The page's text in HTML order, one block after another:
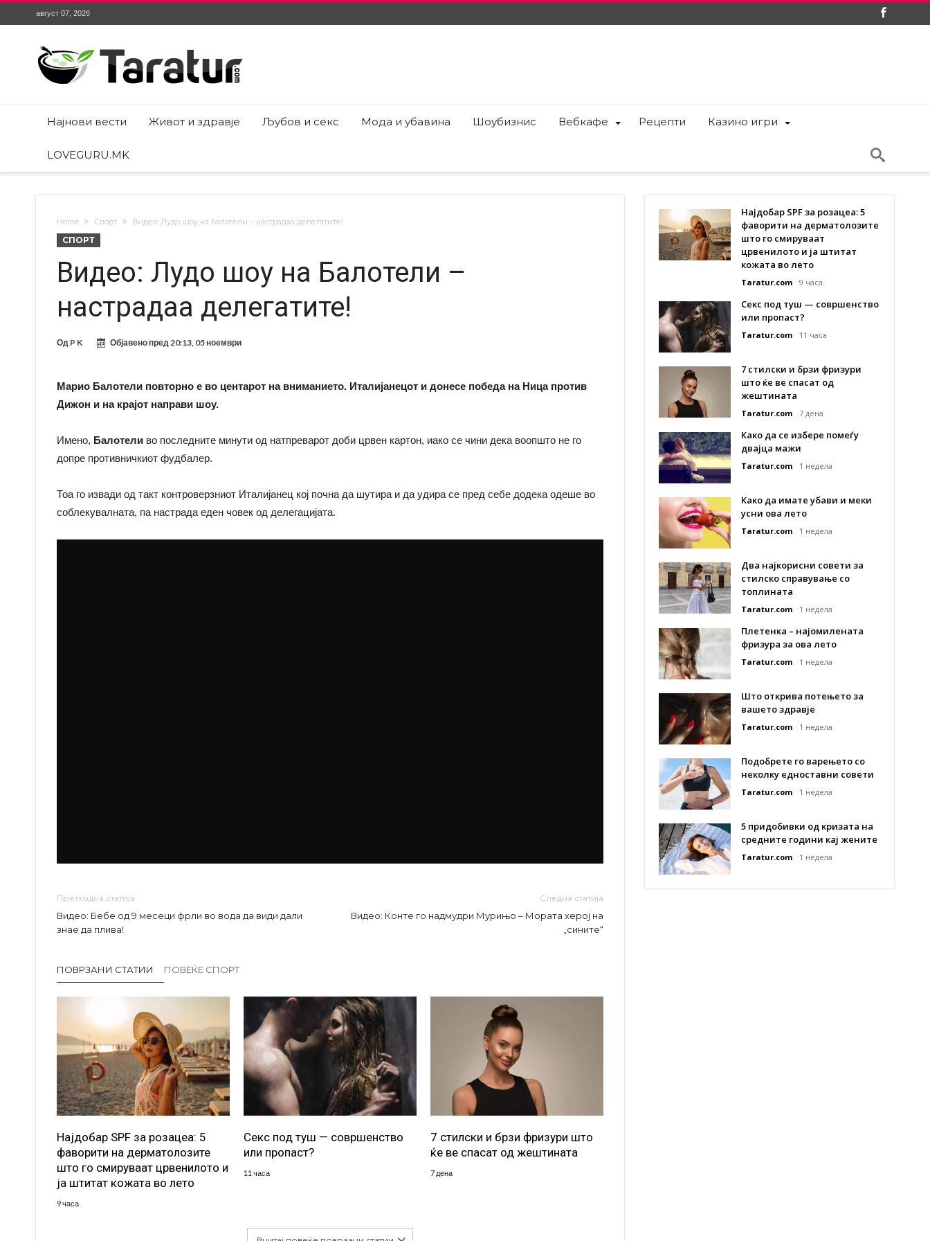
август 07, 2026
Најнови вести Живот и здравје Љубов и секс Мода и убавина Шоубизнис Вебкафе Рецепти Казино игри
LOVEGURU.MK
Home Спорт Видео: Лудо шоу на Балотели – настрадаа делегатите!
СПОРТ
Видео: Лудо шоу на Балотели –
настрадаа делегатите!
Од P K Објавено пред20:13, 05 ноември
Марио Балотели повторно е во центарот на вниманието. Италијанецот и донесе победа на Ница против
Дижон и на крајот направи шоу.
Имено, Балотели во последните минути од натпреварот доби црвен картон, иако се чини дека воопшто не го
допре противничкиот фудбалер.
Тоа го извади од такт контроверзниот Италијанец кој почна да шутира и да удира се пред себе додека одеше во
соблекувалната, па настрада еден човек од делегацијата.
Претходна статија
Видео: Бебе од 9 месеци фрли во вода да види дали
знае да плива!
Следна статија
Видео: Конте го надмудри Мурињо – Мората херој на
„сините“
ПОВРЗАНИ СТАТИИ ПОВЕЌЕ СПОРТ
Најдобар SPF за розацеа: 5
фаворити на дерматолозите
што го смируваат црвенилото и
ја штитат кожата во лето
9 часа
Секс под туш — совршенство
или пропаст?
11 часа
7 стилски и брзи фризури што
ќе ве спасат од жештината
7 дена
Најдобар SPF за розацеа: 5
фаворити на дерматолозите
што го смируваат
црвенилото и ја штитат
кожата во лето
Taratur.com 9 часа
Секс под туш — совршенство
или пропаст?
Taratur.com 11 часа
7 стилски и брзи фризури
што ќе ве спасат од
жештината
Taratur.com 7 дена
Како да се избере помеѓу
двајца мажи
Taratur.com 1 недела
Како да имате убави и меки
усни ова лето
Taratur.com 1 недела
Два најкорисни совети за
стилско справување со
топлината
Taratur.com 1 недела
Плетенка – најомилената
фризура за ова лето
Taratur.com 1 недела
Што открива потењето за
вашето здравје
Taratur.com 1 недела
Подобрете го варењето со
неколку едноставни совети
Taratur.com 1 недела
5 придобивки од кризата на
средните години кај жените
Taratur.com 1 недела